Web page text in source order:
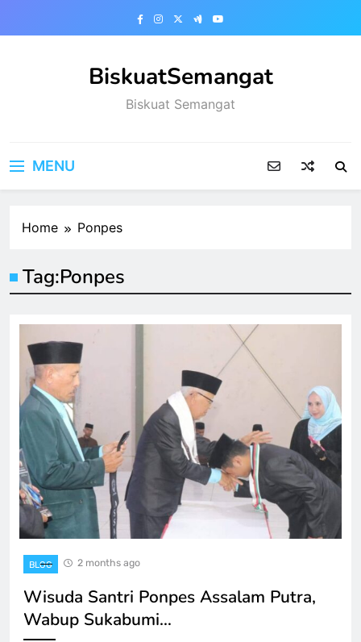
BiskuatSemangat
Biskuat Semangat
MENU
Home Ponpes
Tag:Ponpes
BLOG 2 months ago
Wisuda Santri Ponpes Assalam Putra,
Wabup Sukabumi…